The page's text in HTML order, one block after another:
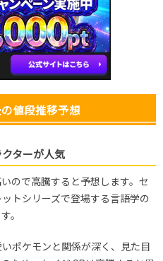
480円
400～500円
480円
400～500円
480円
400～500円
480円
400～500円
1,080円 1,000～1,100円
値段推移予想
クターが人気
ので高騰すると予想します。セ
トシリーズで登場する言語学の
。
ポケモンと関係が深く、見た目